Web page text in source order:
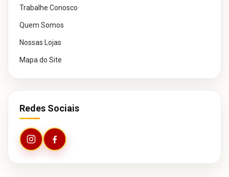
Trabalhe Conosco
Quem Somos
Nossas Lojas
Mapa do Site
Redes Sociais